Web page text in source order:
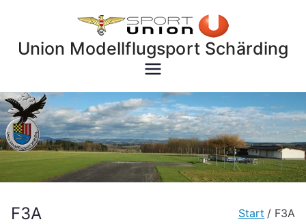
springen
Union Modellflugsport Schärding
F3A Start F3A